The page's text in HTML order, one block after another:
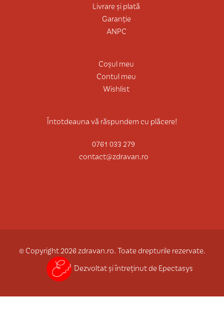
Livrare și plată
Garanție
ANPC
Coșul meu
Contul meu
Wishlist
Întotdeauna vă răspundem cu plăcere!
0761 033 279
contact@zdravan.ro
© Copyright 2026 zdravan.ro. Toate drepturile rezervate.
Dezvoltat și întreținut de Epectasys